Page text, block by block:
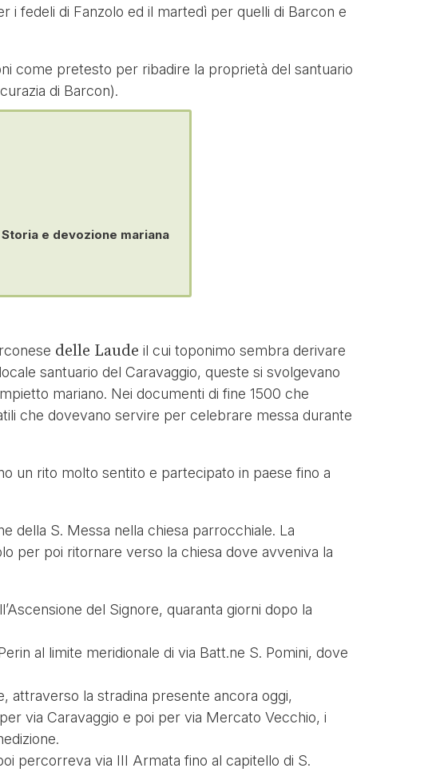
i fedeli di Fanzolo ed il martedì per quelli di Barcon e
come pretesto per ribadire la proprietà del santuario
di Barcon).
e devozione mariana
delle Laude il cui toponimo sembra derivare
santuario del Caravaggio, queste si svolgevano
mariano. Nei documenti di fine 1500 che
che dovevano servire per celebrare messa durante
un rito molto sentito e partecipato in paese fino a
della S. Messa nella chiesa parrocchiale. La
per poi ritornare verso la chiesa dove avveniva la
del Signore, quaranta giorni dopo la
al limite meridionale di via Batt.ne S. Pomini, dove
attraverso la stradina presente ancora oggi,
via Caravaggio e poi per via Mercato Vecchio, i
percorreva via III Armata fino al capitello di S.